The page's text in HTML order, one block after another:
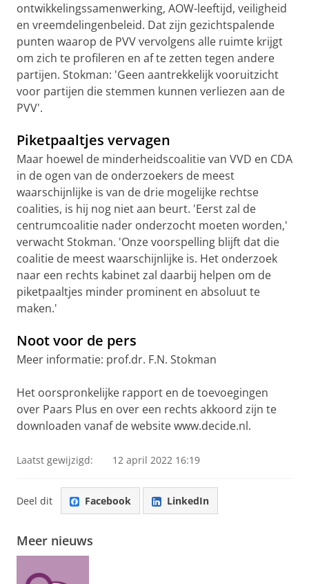
ontwikkelingssamenwerking, AOW-leeftijd, veiligheid
en vreemdelingenbeleid. Dat zijn gezichtspalende
punten waarop de PVV vervolgens alle ruimte krijgt
om zich te profileren en af te zetten tegen andere
partijen. Stokman: 'Geen aantrekkelijk vooruitzicht
voor partijen die stemmen kunnen verliezen aan de
PVV'.
Piketpaaltjes vervagen
Maar hoewel de minderheidscoalitie van VVD en CDA
in de ogen van de onderzoekers de meest
waarschijnlijke is van de drie mogelijke rechtse
coalities, is hij nog niet aan beurt. 'Eerst zal de
centrumcoalitie nader onderzocht moeten worden,'
verwacht Stokman. 'Onze voorspelling blijft dat die
coalitie de meest waarschijnlijke is. Het onderzoek
naar een rechts kabinet zal daarbij helpen om de
piketpaaltjes minder prominent en absoluut te
maken.'
Noot voor de pers
Meer informatie: prof.dr. F.N. Stokman
Het oorspronkelijke rapport en de toevoegingen
over Paars Plus en over een rechts akkoord zijn te
downloaden vanaf de website www.decide.nl.
Laatst gewijzigd: 12 april 2022 16:19
Deel dit Facebook LinkedIn
Meer nieuws